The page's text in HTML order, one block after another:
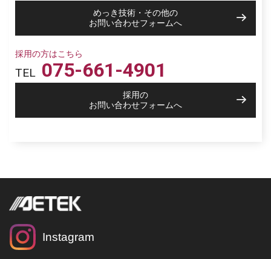
めっき技術・その他の
お問い合わせフォームへ
採用の方はこちら
TEL 075-661-4901
採用の
お問い合わせフォームへ
Instagram